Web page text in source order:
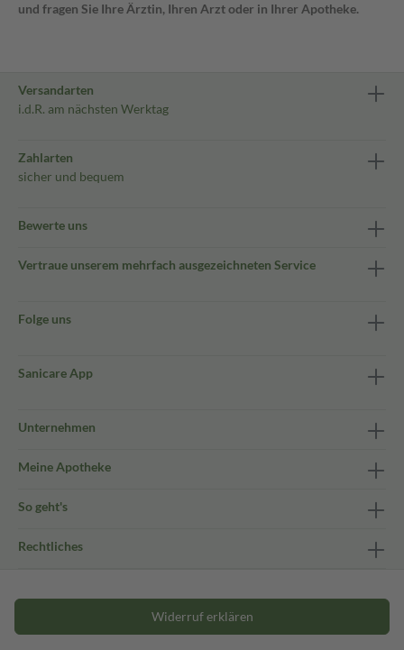
und fragen Sie Ihre Ärztin, Ihren Arzt oder in Ihrer Apotheke.
Versandarten
i.d.R. am nächsten Werktag
Zahlarten
sicher und bequem
Bewerte uns
Vertraue unserem mehrfach ausgezeichneten Service
Folge uns
Sanicare App
Unternehmen
Meine Apotheke
So geht's
Rechtliches
Widerruf erklären